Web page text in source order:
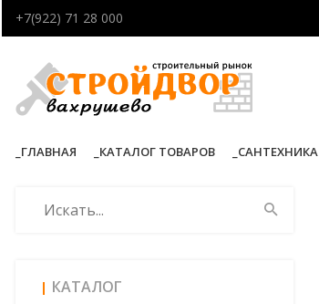
+7(922) 71 28 000
ГЛАВНАЯ КАТАЛОГ ТОВАРОВ САНТЕХНИКА
КАТАЛОГ